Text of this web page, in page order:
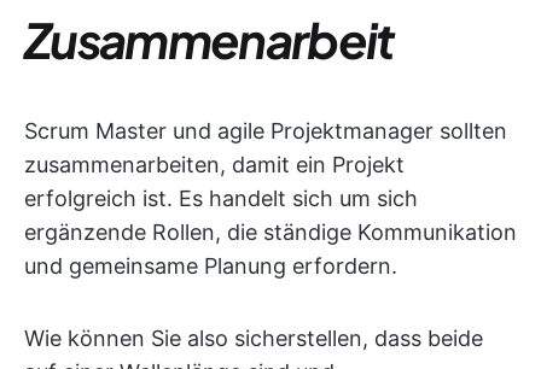
Zusammenarbeit
Scrum Master und agile Projektmanager sollten
zusammenarbeiten, damit ein Projekt
erfolgreich ist. Es handelt sich um sich
ergänzende Rollen, die ständige Kommunikation
und gemeinsame Planung erfordern.
Wie können Sie also sicherstellen, dass beide